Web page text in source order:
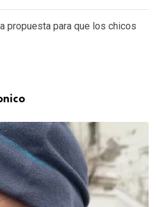
propuesta para que los chicos